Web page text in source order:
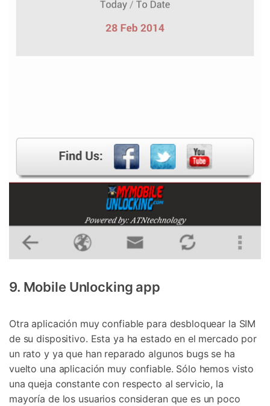
9. Mobile Unlocking app
Otra aplicación muy confiable para desbloquear la SIM
de su dispositivo. Esta ya ha estado en el mercado por
un rato y ya que han reparado algunos bugs se ha
vuelto una aplicación muy confiable. Sólo hemos visto
una queja constante con respecto al servicio, la
mayoría de los usuarios consideran que es un poco